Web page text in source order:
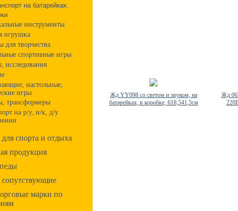
на батарейках.
инструменты
игрушка
для творчества
спортивные игры
исследования
настольные,
игры
трансформеры
на р/у, и/к, д/у
спорта и отдыха
продукция
марки по
Жд YY098 со светом и звуком, на
батарейках, в коробке, 618,541,5см
Жд